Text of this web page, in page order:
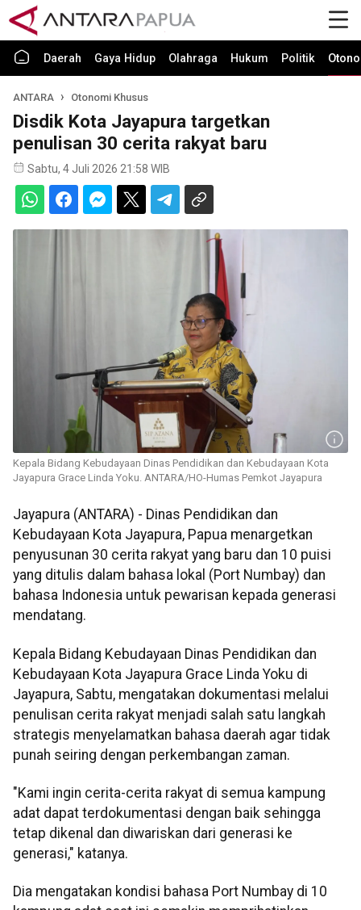
Daerah Gaya Hidup Olahraga Hukum Politik
ANTARA Otonomi Khusus
Disdik Kota Jayapura targetkan
penulisan 30 cerita rakyat baru
Sabtu, 4 Juli 2026 21:58 WIB
Kepala Bidang Kebudayaan Dinas Pendidikan dan Kebudayaan Kota
Jayapura Grace Linda Yoku. ANTARA/HO-Humas Pemkot Jayapura
Jayapura (ANTARA) - Dinas Pendidikan dan
Kebudayaan Kota Jayapura, Papua menargetkan
penyusunan 30 cerita rakyat yang baru dan 10 puisi
yang ditulis dalam bahasa lokal (Port Numbay) dan
bahasa Indonesia untuk pewarisan kepada generasi
mendatang.
Kepala Bidang Kebudayaan Dinas Pendidikan dan
Kebudayaan Kota Jayapura Grace Linda Yoku di
Jayapura, Sabtu, mengatakan dokumentasi melalui
penulisan cerita rakyat menjadi salah satu langkah
strategis menyelamatkan bahasa daerah agar tidak
punah seiring dengan perkembangan zaman.
"Kami ingin cerita-cerita rakyat di semua kampung
adat dapat terdokumentasi dengan baik sehingga
tetap dikenal dan diwariskan dari generasi ke
generasi," katanya.
Dia mengatakan kondisi bahasa Port Numbay di 10